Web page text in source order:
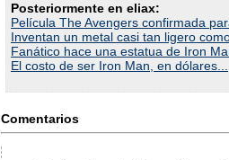
Posteriormente en eliax:
Película The Avengers confirmada
Inventan un metal casi tan ligero
Fanático hace una estatua de Iron
El costo de ser Iron Man, en dólares...
Comentarios